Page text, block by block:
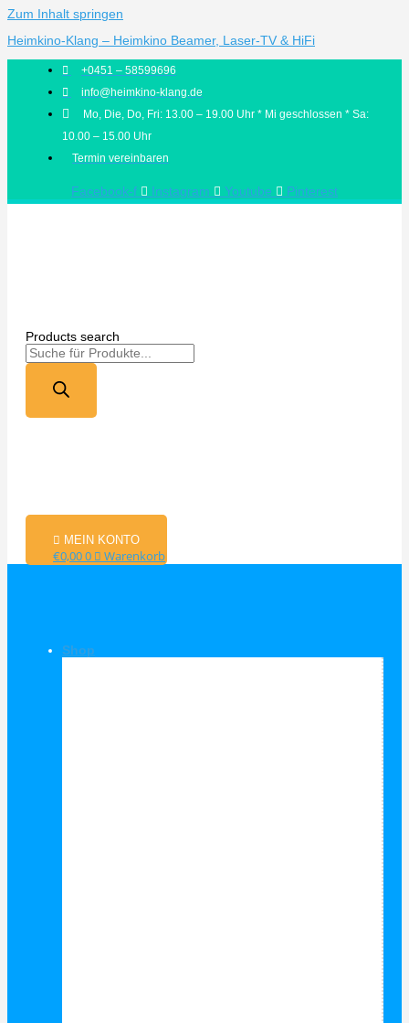
Zum Inhalt springen
Heimkino-Klang – Heimkino Beamer, Laser-TV & HiFi
+0451 – 58599696
info@heimkino-klang.de
Mo, Die, Do, Fri: 13.00 – 19.00 Uhr * Mi geschlossen * Sa:
10.00 – 15.00 Uhr
Termin vereinbaren
Facebook-f Instagram Youtube Pinterest
Products search
MEIN KONTO
€0,000 Warenkorb
Shop